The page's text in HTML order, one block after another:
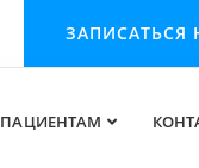
ЗАПИСАТЬСЯ
ПАЦИЕНТАМ